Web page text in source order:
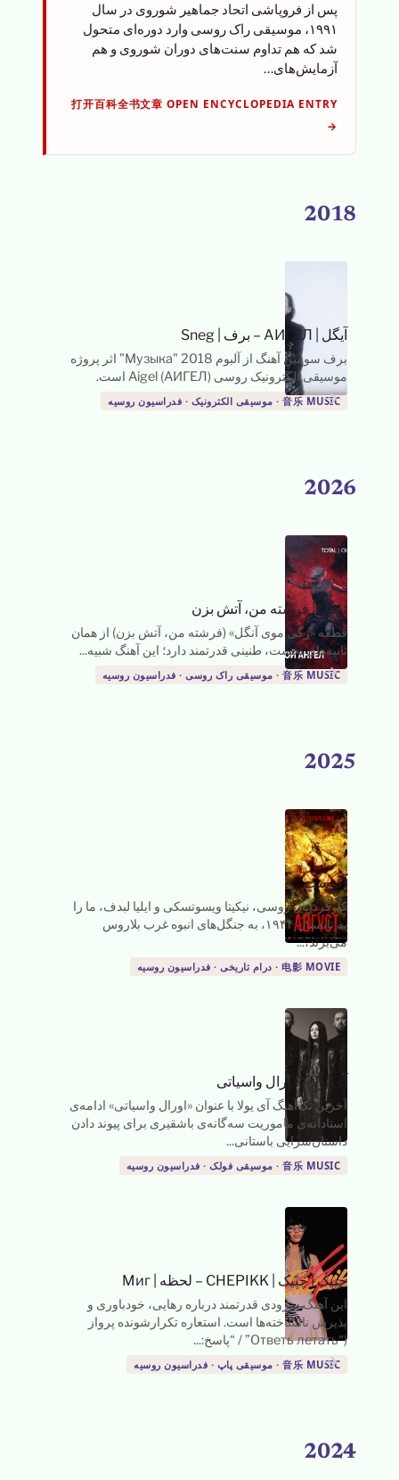
پس از فروپاشی اتحاد جماهیر شوروی در سال
۱۹۹۱، موسیقی راک روسی وارد دوره‌ای متحول
شد که هم تداوم سنت‌های دوران شوروی و هم
آزمایش‌های…
打开百科全书文章 OPEN ENCYCLOPEDIA ENTRY
→
2018
آیگل | АИГЕЛ – برف | Sneg
برف سومین آهنگ از آلبوم 2018 "Музыка" اثر پروژه
موسیقی الکترونیک روسی Aigel (АИГЕЛ) است.
音乐 MUSIC · موسیقی الکترونیک · فدراسیون روسیه
→
2026
توتال|فرشته من، آتش بزن
قطعه «ژگی موی آنگل» (فرشته من، آتش بزن) از همان
ثانیه‌های نخست، طنینی قدرتمند دارد؛ این آهنگ شبیه...
音乐 MUSIC · موسیقی راک روسی · فدراسیون روسیه
→
2025
آگوست
کارگردانان روسی، نیکیتا ویسوتسکی و ایلیا لبدف، ما را
به تابستان ۱۹۴۴، به جنگل‌های انبوه غرب بلاروس
می‌برند،...
电影 MOVIE · درام تاریخی · فدراسیون روسیه
→
آی یولا – اورال واسیاتی
آخرین تک‌آهنگ آی یولا با عنوان «اورال واسیاتی» ادامه‌ی
استادانه‌ی ماموریت سه‌گانه‌ی باشقیری برای پیوند دادن
داستان‌سرایی باستانی...
音乐 MUSIC · موسیقی فولک · فدراسیون روسیه
→
چپیک|چپیک | CHEPIKK – لحظه | Миг
این آهنگ سرودی قدرتمند درباره رهایی، خودباوری و
پذیرش ناشناخته‌ها است. استعاره تکرارشونده پرواز
(“Oтветь летать” / “پاسخ:...
音乐 MUSIC · موسیقی پاپ · فدراسیون روسیه
→
2024